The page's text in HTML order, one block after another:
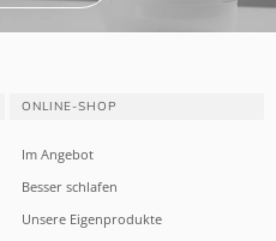
ONLINE-SHOP
Im Angebot
Besser schlafen
Unsere Eigenprodukte